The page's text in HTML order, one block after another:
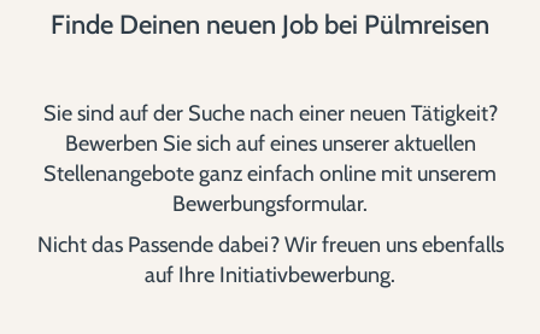
Finde Deinen neuen Job bei Pülmreisen
Sie sind auf der Suche nach einer neuen Tätigkeit?
Bewerben Sie sich auf eines unserer aktuellen
Stellenangebote ganz einfach online mit unserem
Bewerbungsformular.
Nicht das Passende dabei? Wir freuen uns ebenfalls
auf Ihre Initiativbewerbung.